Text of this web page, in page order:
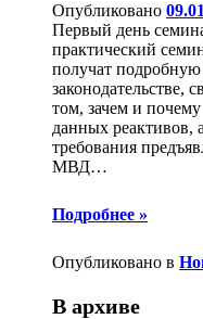
Опубликовано
Первый день
практический
получат
законодательстве,
том, зачем и
данных реактивов,
требования
МВД…
Подробнее »
Опубликовано в
В архиве